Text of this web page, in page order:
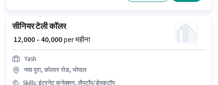
सीनियर टेली कॉलर
₹ 12,000 - 40,000per महीना
Yash
नया पुरा, कोलार रोड, भोपाल
Skills: इंटरनेट कनेक्शन, लैपटॉप/डेस्कटॉप